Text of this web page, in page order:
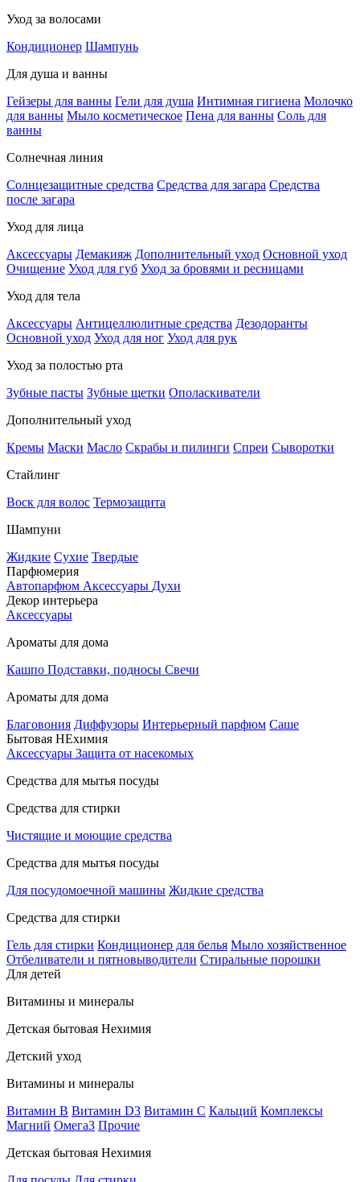
Уход за волосами
Кондиционер Шампунь
Для душа и ванны
Гейзеры для ванны Гели для душа Интимная гигиена Молочко
для ванны Мыло косметическое Пена для ванны Соль для
ванны
Солнечная линия
Солнцезащитные средства Средства для загара Средства
после загара
Уход для лица
Аксессуары Демакияж Дополнительный уход Основной уход
Очищение Уход для губ Уход за бровями и ресницами
Уход для тела
Аксессуары Антицеллюлитные средства Дезодоранты
Основной уход Уход для ног Уход для рук
Уход за полостью рта
Зубные пасты Зубные щетки Ополаскиватели
Дополнительный уход
Кремы Маски Масло Скрабы и пилинги Спреи Сыворотки
Стайлинг
Воск для волос Термозащита
Шампуни
Жидкие Сухие Твердые
Парфюмерия
Автопарфюм Аксессуары Духи
Декор интерьера
Аксессуары
Ароматы для дома
Кашпо Подставки, подносы Свечи
Ароматы для дома
Благовония Диффузоры Интерьерный парфюм Саше
Бытовая НЕхимия
Аксессуары Защита от насекомых
Средства для мытья посуды
Средства для стирки
Чистящие и моющие средства
Средства для мытья посуды
Для посудомоечной машины Жидкие средства
Средства для стирки
Гель для стирки Кондиционер для белья Мыло хозяйственное
Отбеливатели и пятновыводители Стиральные порошки
Для детей
Витамины и минералы
Детская бытовая Нехимия
Детский уход
Витамины и минералы
Витамин В Витамин D3 Витамин С Кальций Комплексы
Магний Омега3 Прочие
Детская бытовая Нехимия